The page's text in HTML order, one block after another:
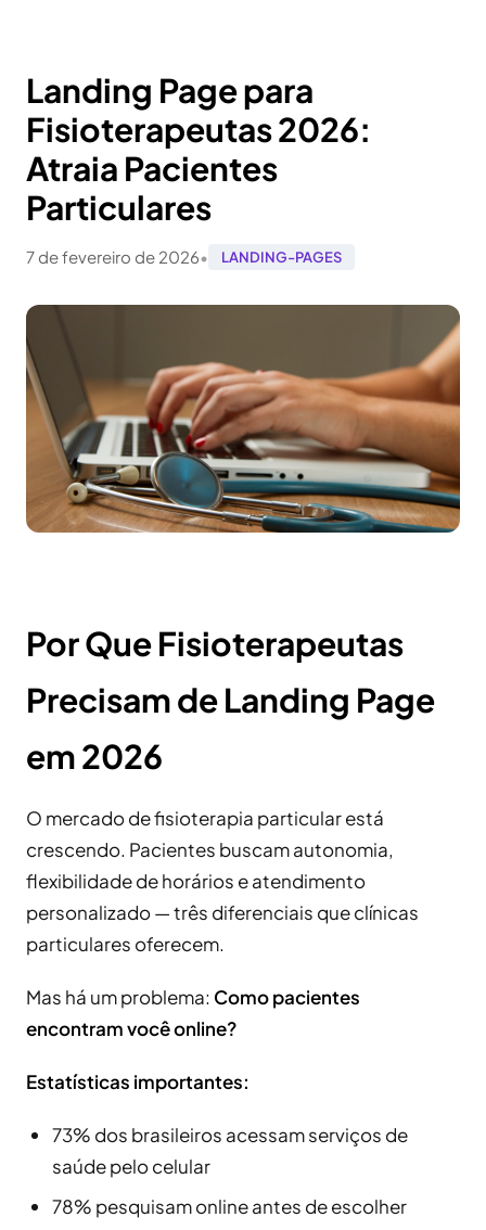
Landing Page para
Fisioterapeutas 2026:
Atraia Pacientes
Particulares
7 de fevereiro de 2026• LANDING-PAGES
Por Que Fisioterapeutas
Precisam de Landing Page
em 2026
O mercado de fisioterapia particular está
crescendo. Pacientes buscam autonomia,
flexibilidade de horários e atendimento
personalizado — três diferenciais que clínicas
particulares oferecem.
Mas há um problema: Como pacientes
encontram você online?
Estatísticas importantes:
73% dos brasileiros acessam serviços de
saúde pelo celular
78% pesquisam online antes de escolher